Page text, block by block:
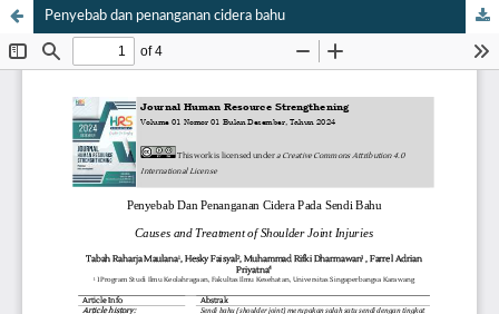
Penyebab dan penanganan cidera bahu